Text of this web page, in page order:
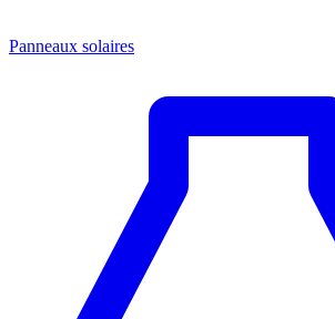
Panneaux solaires